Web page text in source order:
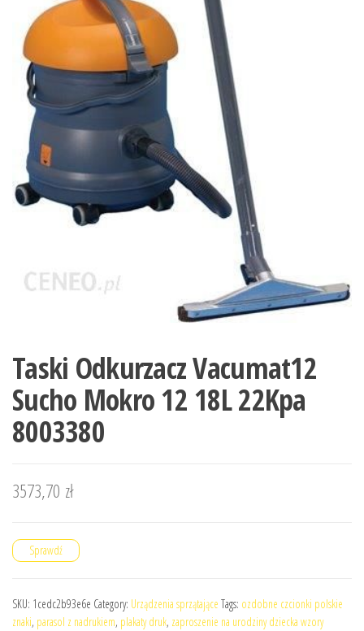
Taski Odkurzacz Vacumat12
Sucho Mokro 12 18L 22Kpa
8003380
3573,70 zł
Sprawdź
SKU: 1cedc2b93e6e Category: Urządzenia sprzątające Tags: ozdobne czcionki polskie
znaki, parasol z nadrukiem, plakaty druk, zaproszenie na urodziny dziecka wzory